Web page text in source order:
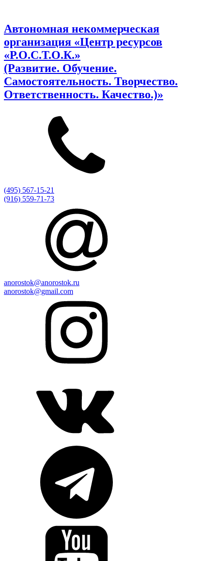
Автономная некоммерческая
организация «Центр ресурсов
«Р.О.С.Т.О.К.»
(Развитие. Обучение.
Самостоятельность. Творчество.
Ответственность. Качество.)»
(495) 567-15-21
(916) 559-71-73
anorostok@anorostok.ru
anorostok@gmail.com